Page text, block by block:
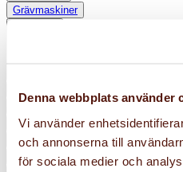
Denna webbplats använder
Vi använder
och annonserna till
för sociala medier och
Grävmaskiner
Kampanjer
Begagnat
Utförsäljning
Skopor